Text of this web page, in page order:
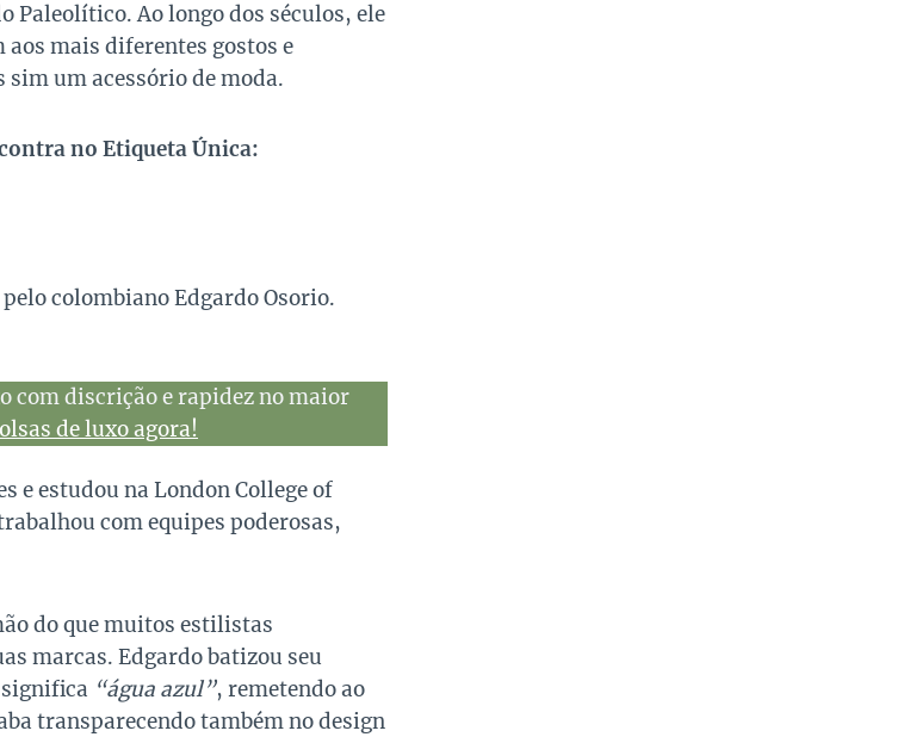
Paleolítico. Ao longo dos séculos, ele
mais diferentes gostos e
sim um acessório de moda.
no Etiqueta Única:
colombiano Edgardo Osorio.
com discrição e rapidez no maior
de luxo agora!
e estudou na London College of
com equipes poderosas,
do que muitos estilistas
marcas. Edgardo batizou seu
“água azul”, remetendo ao
transparecendo também no design